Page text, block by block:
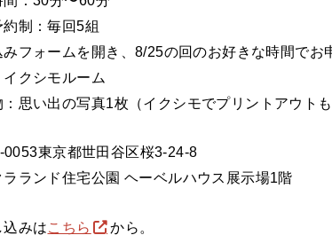
制：毎回5組
フォームを開き、8/25の回のお好きな時間でお
クシモルーム
思い出の写真1枚（イクシモでプリントアウトも
0053東京都世田谷区桜3-24-8
ラランド住宅公園 ヘーベルハウス展示場1階
込みはこちら から。